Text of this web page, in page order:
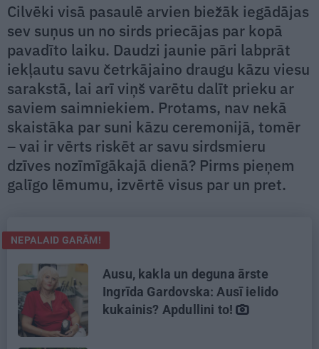
Cilvēki visā pasaulē arvien biežāk iegādājas
sev suņus un no sirds priecājas par kopā
pavadīto laiku. Daudzi jaunie pāri labprāt
iekļautu savu četrkājaino draugu kāzu viesu
sarakstā, lai arī viņš varētu dalīt prieku ar
saviem saimniekiem. Protams, nav nekā
skaistāka par suni kāzu ceremonijā, tomēr
– vai ir vērts riskēt ar savu sirdsmieru
dzīves nozīmīgākajā dienā? Pirms pieņem
galīgo lēmumu, izvērtē visus par un pret.
NEPALAID GARĀM!
Ausu, kakla un deguna ārste
Ingrīda Gardovska: Ausī ielido
kukainis? Apdullini to!